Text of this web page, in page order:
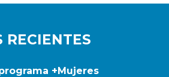
RECIENTES
+Mujeres